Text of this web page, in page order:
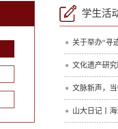
学生活
关于举办“寻
文化遗产研
文脉新声，
山大日记丨